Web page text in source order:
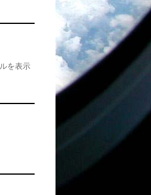
を表示